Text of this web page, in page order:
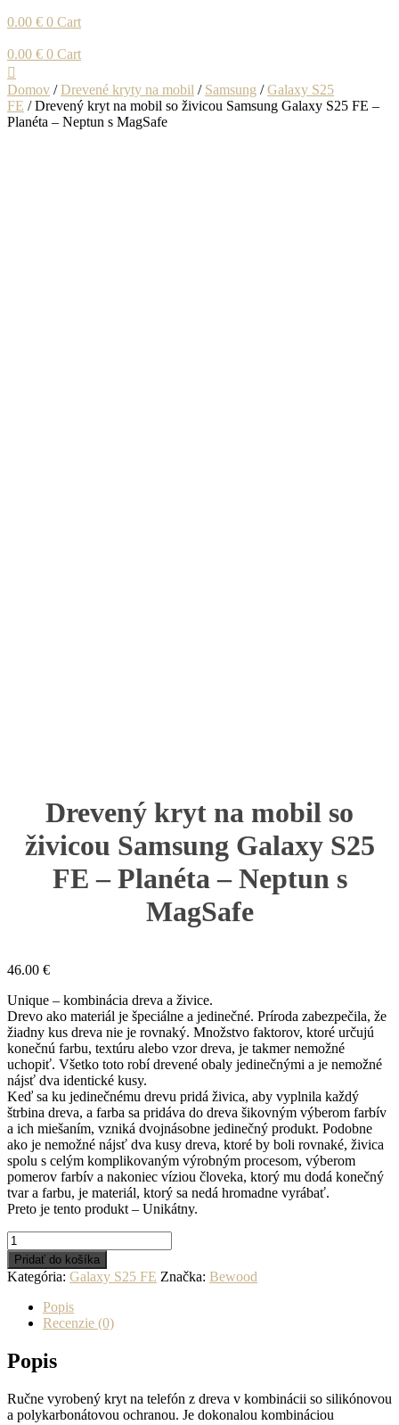
0.00 € 0 Cart
0.00 € 0 Cart
Domov /Drevené kryty na mobil / Samsung /Galaxy S25
FE / Drevený kryt na mobil so živicou Samsung Galaxy S25 FE –
Planéta – Neptun s MagSafe
Drevený kryt na mobil so
živicou Samsung Galaxy S25
FE – Planéta – Neptun s
MagSafe
46.00 €
Unique – kombinácia dreva a živice.
Drevo ako materiál je špeciálne a jedinečné. Príroda zabezpečila, že
žiadny kus dreva nie je rovnaký. Množstvo faktorov, ktoré určujú
konečnú farbu, textúru alebo vzor dreva, je takmer nemožné
uchopiť. Všetko toto robí drevené obaly jedinečnými a je nemožné
nájsť dva identické kusy.
Keď sa ku jedinečnému drevu pridá živica, aby vyplnila každý
štrbina dreva, a farba sa pridáva do dreva šikovným výberom farbív
a ich miešaním, vzniká dvojnásobne jedinečný produkt. Podobne
ako je nemožné nájsť dva kusy dreva, ktoré by boli rovnaké, živica
spolu s celým komplikovaným výrobným procesom, výberom
pomerov farbív a nakoniec víziou človeka, ktorý mu dodá konečný
tvar a farbu, je materiál, ktorý sa nedá hromadne vyrábať.
Preto je tento produkt – Unikátny.
množstvo
Drevený
kryt
na
mobil
živicou
Samsung
Galaxy
FE
-
Pridať do košíka
Kategória: Galaxy S25 FE Značka: Bewood
Popis
Recenzie (0)
Popis
Ručne vyrobený kryt na telefón z dreva v kombinácii so silikónovou
a polykarbonátovou ochranou. Je dokonalou kombináciou